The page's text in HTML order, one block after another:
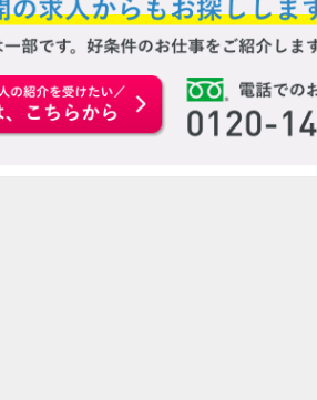
お申込みはこちらから